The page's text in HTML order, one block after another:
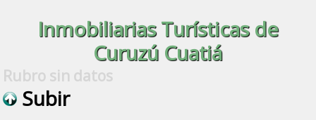
Inmobiliarias Turísticas de
Curuzú Cuatiá
Rubro sin datos
Subir